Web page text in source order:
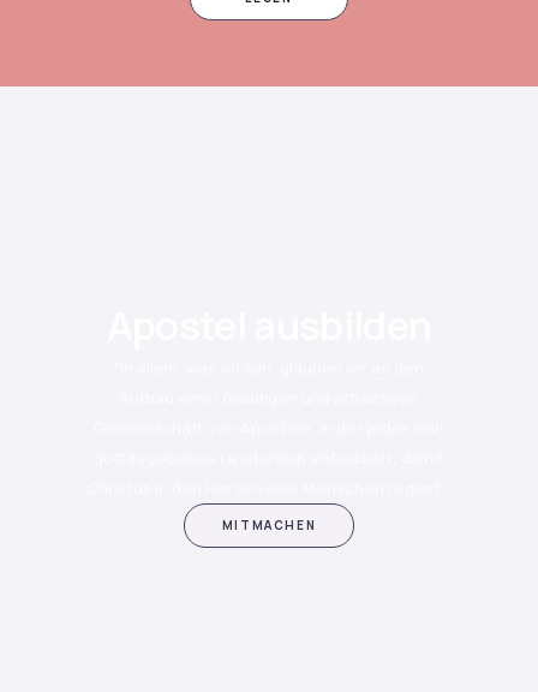
MITMACHEN